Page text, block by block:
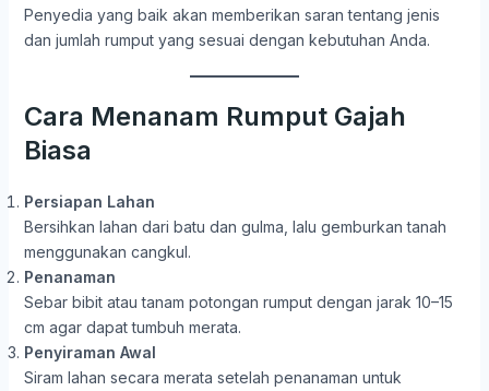
Penyedia yang baik akan memberikan saran tentang jenis
dan jumlah rumput yang sesuai dengan kebutuhan Anda.
Cara Menanam Rumput Gajah
Biasa
Persiapan Lahan
Bersihkan lahan dari batu dan gulma, lalu gemburkan tanah
menggunakan cangkul.
Penanaman
Sebar bibit atau tanam potongan rumput dengan jarak 10–15
cm agar dapat tumbuh merata.
Penyiraman Awal
Siram lahan secara merata setelah penanaman untuk